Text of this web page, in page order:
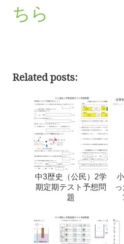
ちら
Related posts:
中3歴史（公民）2学
期定期テスト予想問
題